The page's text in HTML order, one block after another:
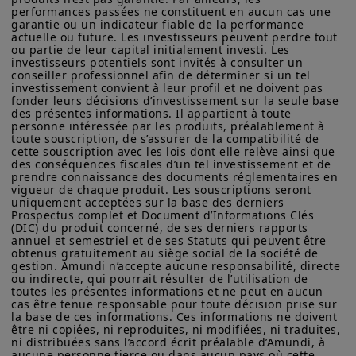
Pour 2026 :
L’environnement économique reste
favorable aux marchés du crédit.Nous
anticipons une croissance proche de 2 %
aux États Unis et une stabilisation
autour de 1 % dans la zone euro. Nous
estimons que la Fed poursuivra son
cycle de baisses de taux, le taux
terminal s’établissant autour de 3,25 %.
La BCE maintient actuellement ses taux
à 2 % mais conserve des marges de
manœuvre si la croissance ou l’inflation
venaient à trop faiblir en 2026.
Des fondamentaux solides et une
américain. Par conséquent, aucun produit d'investissement ne
peut être offert ou vendu directement ou indirectement aux
États-Unis d'Amérique (y compris dans les territoires et
possessions américains), aux résidents et citoyens des États-
Unis d'Amérique ou à des « Ressortissants des États-Unis ». Si
vous êtes un « Ressortissant des États-Unis », vous n'êtes pas
autorisé à accéder à ce site et vous êtes invité à vous
connecter à amundi.com/usinvestors.
Les informations disponibles sur ce site sont fournies à titre
informatif seulement. Aucune information fournie ne constitue
une offre d’achat, une sollicitation de vente de titres, un conseil
d’investissement quant à l'achat ou à la vente d’un titre, une
offre ou une sollicitation par Amundi Canada ou une de ses
sociétés affiliées de fournir un conseil d'investissement ou un
service financier, juridique, fiscal ou de placement ni d’acheter
ou vendre des titres ou d’autres instruments financiers. Les
informations contenues sur ce site proviennent d’Amundi
Canada ou de sources considérées comme fiables par Amundi
Canada. Amundi Canada n’a pas vérifié indépendamment cette
information, ni n’a mené d’enquête à son égard. Ni Amundi
Canada, ni ses sociétés affiliées, associés, administrateurs,
dirigeants, mandataires, employés ni ses représentants ne
garantissent ni ne déclarent, implicitement ou explicitement,
que les informations fournies sur ce site est exacte, complète
performances passées ne constituent en aucun cas une
garantie ou un indicateur fiable de la performance
actuelle ou future. Les investisseurs peuvent perdre tout
ou partie de leur capital initialement investi. Les
investisseurs potentiels sont invités à consulter un
conseiller professionnel afin de déterminer si un tel
investissement convient à leur profil et ne doivent pas
fonder leurs décisions d’investissement sur la seule base
des présentes informations. Il appartient à toute
personne intéressée par les produits, préalablement à
toute souscription, de s’assurer de la compatibilité de
cette souscription avec les lois dont elle relève ainsi que
des conséquences fiscales d’un tel investissement et de
prendre connaissance des documents réglementaires en
vigueur de chaque produit. Les souscriptions seront
uniquement acceptées sur la base des derniers
Prospectus complet et Document d’Informations Clés
(DIC) du produit concerné, de ses derniers rapports
annuel et semestriel et de ses Statuts qui peuvent être
obtenus gratuitement au siège social de la société de
gestion. Amundi n’accepte aucune responsabilité, directe
ou indirecte, qui pourrait résulter de l’utilisation de
toutes les présentes informations et ne peut en aucun
cas être tenue responsable pour toute décision prise sur
la base de ces informations. Ces informations ne doivent
être ni copiées, ni reproduites, ni modifiées, ni traduites,
ni distribuées sans l’accord écrit préalable d’Amundi, à